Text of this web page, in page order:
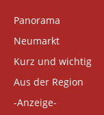
Panorama
Neumarkt
Kurz und wichtig
Aus der Region
-Anzeige-